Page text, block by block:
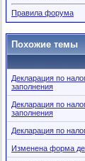
Правила форума
Похожие темы
Декларация по
заполнения
Декларация по
заполнения
Декларация по
Изменена форма